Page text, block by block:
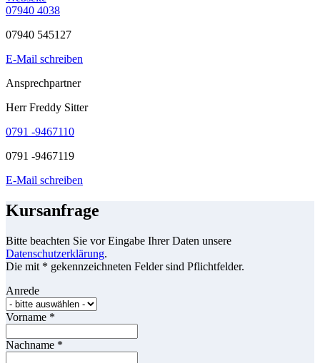
07940 4038
07940 545127
E-Mail schreiben
Ansprechpartner
Herr Freddy Sitter
0791 -9467110
0791 -9467119
E-Mail schreiben
Kursanfrage
Bitte beachten Sie vor Eingabe Ihrer Daten unsere
Datenschutzerklärung.
Die mit * gekennzeichneten Felder sind Pflichtfelder.
Anrede
Vorname *
Nachname *